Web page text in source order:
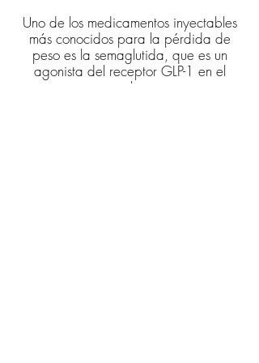
Uno de los medicamentos inyectables
más conocidos para la pérdida de
peso es la semaglutida, que es un
agonista del receptor GLP-1 en el
cerebro.